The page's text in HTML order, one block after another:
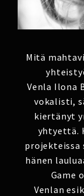
Mitä
Venla Ilona
vokalisti,
kiertänyt
yhtyettä.
projekteissa
hänen
Game
Venlan